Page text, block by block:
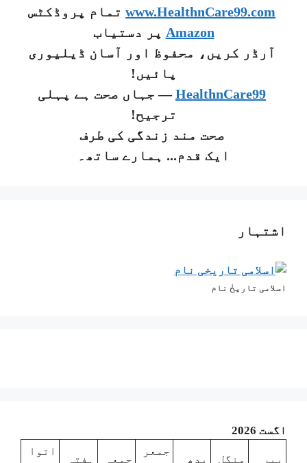
www.HealthnCare99.com تمام پروڈکٹس
Amazon پر دستیاب
آرڈر کریں، محفوظ اور آسان ڈیلیوری
پائیں!
HealthnCare99— جہاں صحت ہے پہلی
ترجیح!
صحت مند زندگی کی طرف
ایک قدم... ہمارے ساتھ۔
اشتہار
اسلامی تاریخٰ نام
اگست 2026
پیر منگل بدھ
جمعر
جمعہ ہفتہ
اتوا